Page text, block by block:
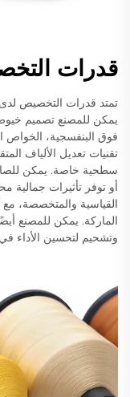
قدرات
تمتد قدرات التخصيص
يمكن للمصنع تصميم
فوق البنفسجية، الخواص
تقنيات تعديل الألياف
أو توفر تأثيرات جمالية
القياسية والمتخصصة، مع
الماركة. يمكن للمصنع
وتشحيم لتحسين الأداء